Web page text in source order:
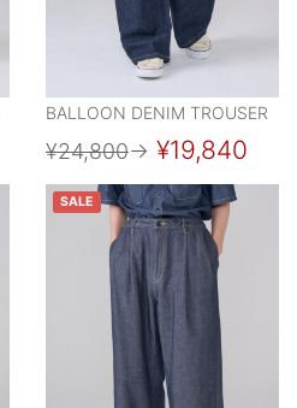
BALLOON DENIM TROUSER
¥24,800→ ¥19,840
SALE